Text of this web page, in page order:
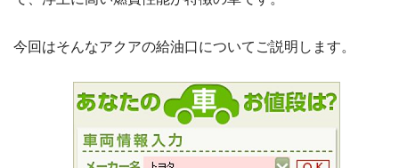
今回はそんなアクアの給油口についてご説明します。